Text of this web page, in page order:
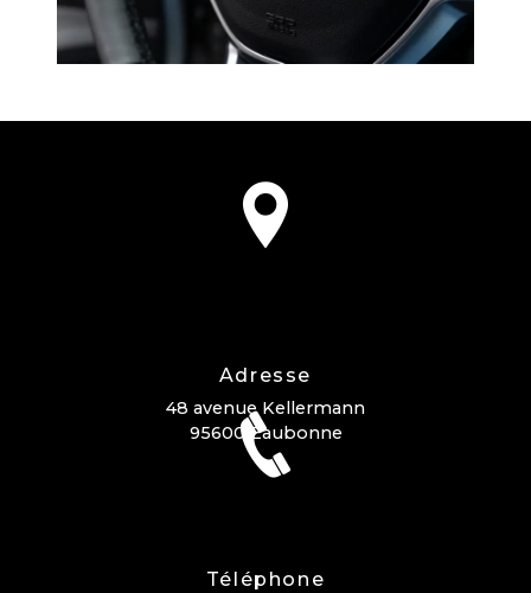
Adresse
48 avenue Kellermann
95600 Eaubonne
Téléphone